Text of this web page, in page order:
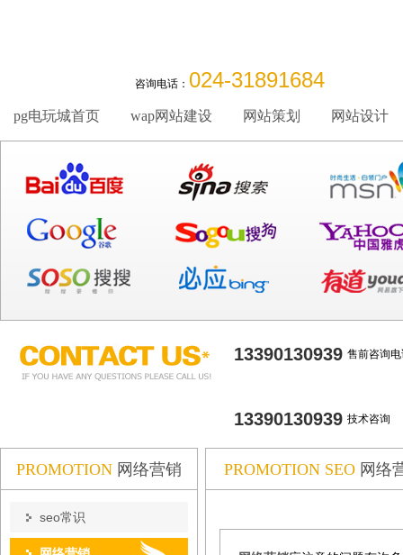
咨询电话： 024-31891684
pg电玩城首页 wap网站建设 网站策划 网站设计
13390130939 售前咨询
13390130939 技术咨询
PROMOTION 网络营销
seo常识
PROMOTION SEO 网络